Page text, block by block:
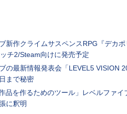
新作クライムサスペンスRPG『デカ
チ2/Steam向けに発売予定
の最新情報発表会「LEVEL5 VISION
まで秘密
品を作るためのツール」レベルファ
に釈明